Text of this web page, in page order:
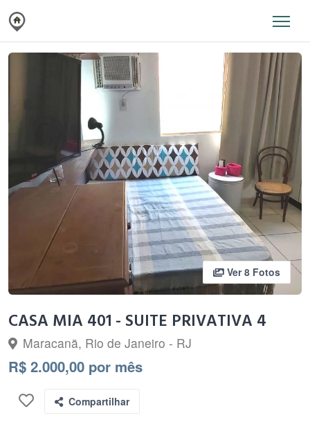
Ver 8 Fotos
CASA MIA 401 - SUITE PRIVATIVA 4
Maracanã, Rio de Janeiro - RJ
R$ 2.000,00 por mês
Compartilhar